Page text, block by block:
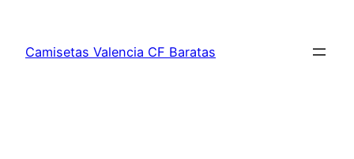
contenido
Camisetas Valencia CF Baratas